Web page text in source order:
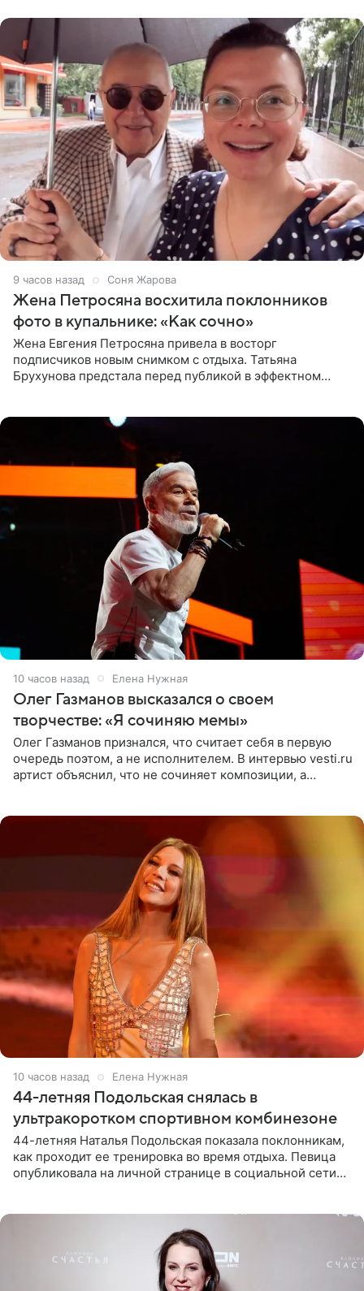
9 часов назад Соня Жарова
Жена Петросяна восхитила поклонников
фото в купальнике: «Как сочно»
Жена Евгения Петросяна привела в восторг
подписчиков новым снимком с отдыха. Татьяна
Брухунова предстала перед публикой в эффектном
10 часов назад Елена Нужная
Олег Газманов высказался о своем
творчестве: «Я сочиняю мемы»
Олег Газманов признался, что считает себя в первую
очередь поэтом, а не исполнителем. В интервью vesti.ru
артист объяснил, что не сочиняет композиции, а
10 часов назад Елена Нужная
44-летняя Подольская снялась в
ультракоротком спортивном комбинезоне
44-летняя Наталья Подольская показала поклонникам,
как проходит ее тренировка во время отдыха. Певица
опубликовала на личной странице в социальной сети